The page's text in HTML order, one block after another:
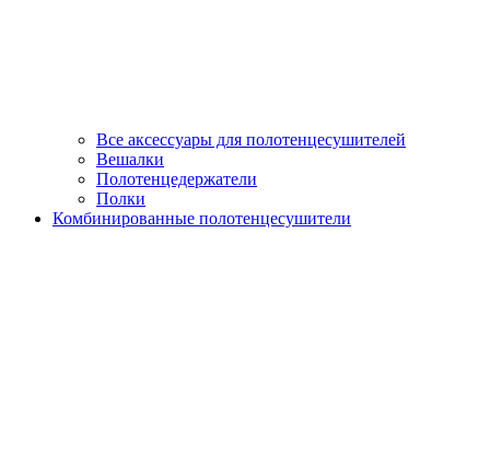
Все аксессуары для полотенцесушителей
Вешалки
Полотенцедержатели
Полки
Комбинированные полотенцесушители